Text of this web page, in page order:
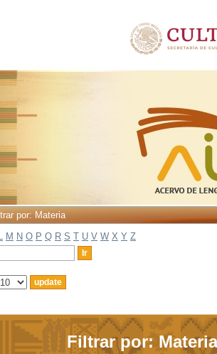
por: Materia
L M N O P Q R S T U V W X Y Z
Filtrar por: Materia